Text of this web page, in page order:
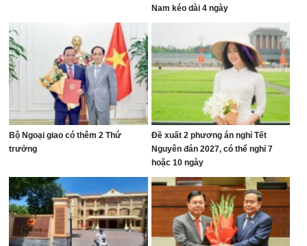
Nam kéo dài 4 ngày
Bộ Ngoại giao có thêm 2 Thứ
trưởng
Đề xuất 2 phương án nghỉ Tết
Nguyên đán 2027, có thể nghỉ 7
hoặc 10 ngày